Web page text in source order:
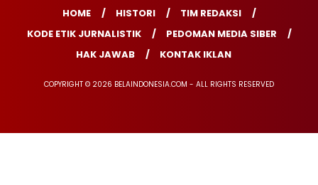
HOME HISTORI
TIM REDAKSI
KODE ETIK JURNALISTIK
PEDOMAN MEDIA SIBER
HAK JAWAB
KONTAK IKLAN
COPYRIGHT © 2026 BELAINDONESIA.COM - ALL RIGHTS RESERVED